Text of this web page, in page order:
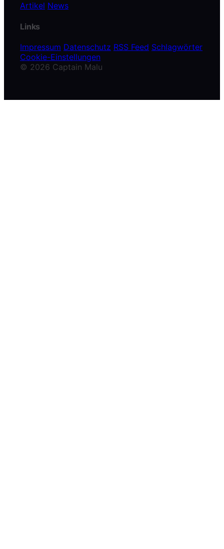
Artikel News
Links
Impressum Datenschutz RSS Feed Schlagwörter
Cookie-Einstellungen
© 2026 Captain Malu